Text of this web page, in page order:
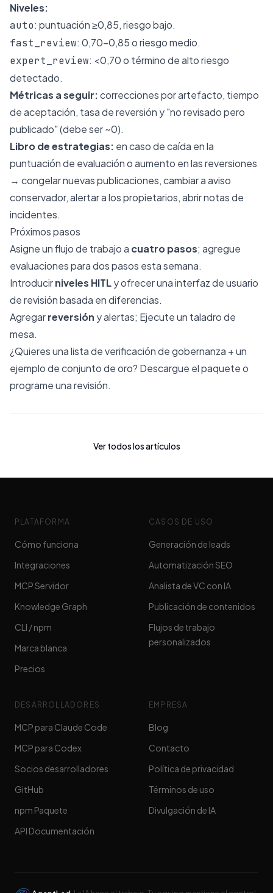
Niveles:
auto: puntuación ≥0,85, riesgo bajo.
fast_review: 0,70-0,85 o riesgo medio.
expert_review: <0,70 o término de alto riesgo
detectado.
Métricas a seguir:correcciones por artefacto, tiempo
de aceptación, tasa de reversión y "no revisado pero
publicado" (debe ser ~0).
Libro de estrategias: en caso de caída en la
puntuación de evaluación o aumento en las reversiones
→ congelar nuevas publicaciones, cambiar a aviso
conservador, alertar a los propietarios, abrir notas de
incidentes.
Próximos pasos
Asigne un flujo de trabajo a cuatro pasos; agregue
evaluaciones para dos pasos esta semana.
Introducirniveles HITLy ofrecer una interfaz de usuario
de revisión basada en diferencias.
Agregarreversión y alertas; Ejecute un taladro de
mesa.
¿Quieres una lista de verificación de gobernanza + un
ejemplo de conjunto de oro? Descargue el paquete o
programe una revisión.
Ver todos los artículos
PLATAFORMA
Cómo funciona
Integraciones
MCP Servidor
Knowledge Graph
CLI / npm
Marca blanca
Precios
CASOS DE USO
Generación de leads
Automatización SEO
Analista de VC con IA
Publicación de contenidos
Flujos de trabajo
personalizados
DESARROLLADORES
MCP para Claude Code
MCP para Codex
Socios desarrolladores
GitHub
npm Paquete
API Documentación
EMPRESA
Blog
Contacto
Política de privacidad
Términos de uso
Divulgación de IA